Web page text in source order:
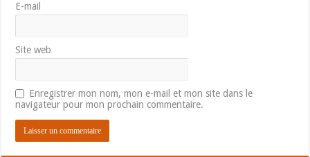
E-mail
Site web
Enregistrer mon nom, mon e-mail et mon site dans le
navigateur pour mon prochain commentaire.